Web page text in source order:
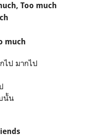
Too much
much
ไป มากไป
นั้น